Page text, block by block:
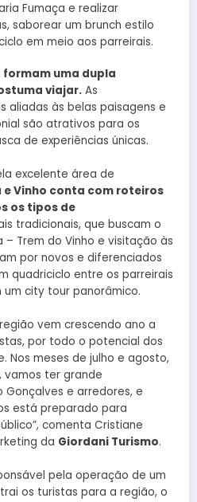
Fumaça e realizar
saborear um brunch estilo
em meio aos parreirais.
formam uma dupla
viajar. As
aliadas às belas paisagens e
são atrativos para os
de experiências únicas.
excelente área de
e Vinho conta com roteiros
os tipos de
tradicionais, que buscam o
– Trem do Vinho e visitação às
por novos e diferenciados
quadriciclo entre os parreirais
city tour panorâmico.
vem crescendo ano a
por todo o potencial dos
Nos meses de julho e agosto,
vamos ter grande
e arredores, e
está preparado para
comenta Cristiane
da Giordani Turismo.
pela operação de um
os turistas para a região, o